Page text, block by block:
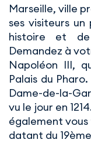
Marseille, ville
ses visiteurs
histoire et
Demandez à
Napoléon III,
Palais du
Dame-de-la-
vu le jour en
également
datant du